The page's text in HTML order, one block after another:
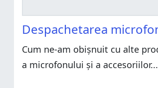
Despachetarea
Cum ne-am obișnuit cu alte
a microfonului și a accesoriilor...